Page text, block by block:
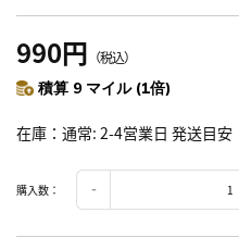
990円 （税込）
積算 9 マイル (1倍)
在庫 通常: 2-4営業日 発送目安
購入数：